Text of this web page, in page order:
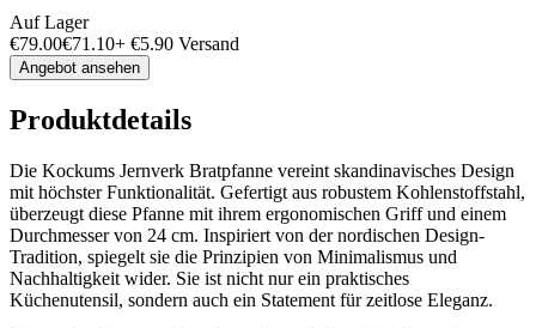
Auf Lager
€79.00€71.10+ €5.90 Versand
Angebot ansehen
Produktdetails
Die Kockums Jernverk Bratpfanne vereint skandinavisches Design
mit höchster Funktionalität. Gefertigt aus robustem Kohlenstoffstahl,
überzeugt diese Pfanne mit ihrem ergonomischen Griff und einem
Durchmesser von 24 cm. Inspiriert von der nordischen Design-
Tradition, spiegelt sie die Prinzipien von Minimalismus und
Nachhaltigkeit wider. Sie ist nicht nur ein praktisches
Küchenutensil, sondern auch ein Statement für zeitlose Eleganz.